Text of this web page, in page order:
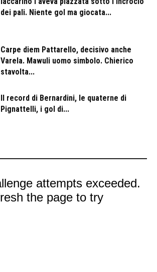
dei pali. Niente gol ma giocata...
Carpe diem Pattarello, decisivo anche
Varela. Mawuli uomo simbolo. Chierico
stavolta...
Il record di Bernardini, le quaterne di
Pignattelli, i gol di...